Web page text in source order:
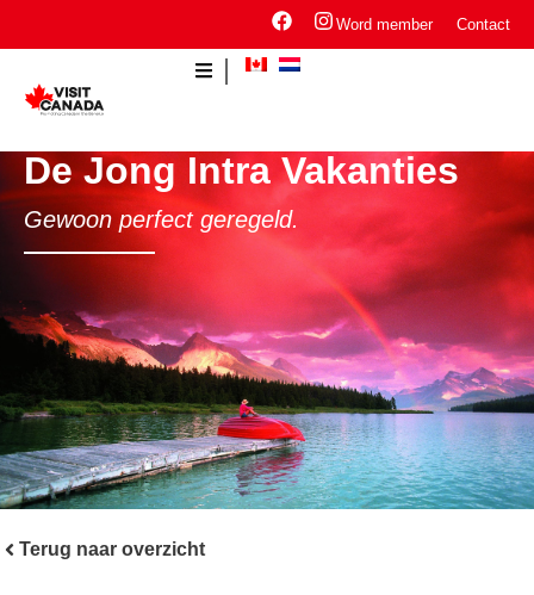
Word member Contact
De Jong Intra Vakanties
Gewoon perfect geregeld.
Terug naar overzicht